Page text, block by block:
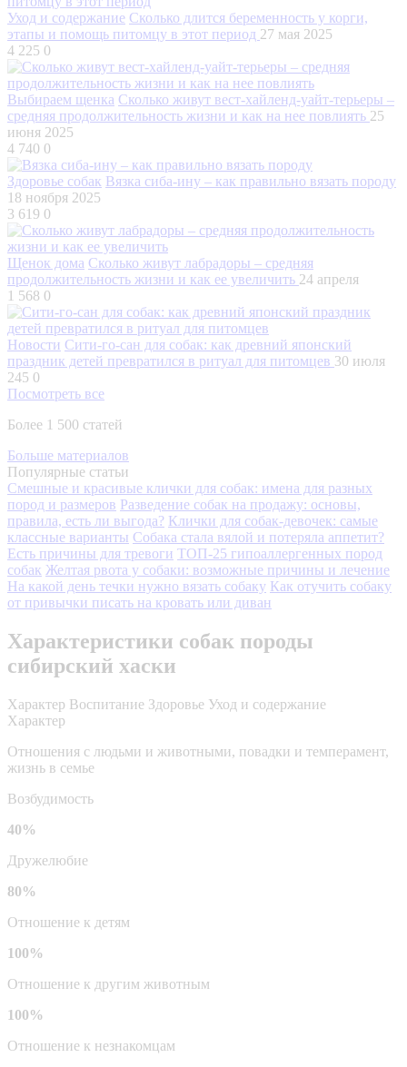
Уход и содержание Сколько длится беременность у корги,
этапы и помощь питомцу в этот период 27 мая 2025
4 225 0
Выбираем щенка Сколько живут вест-хайленд-уайт-терьеры –
средняя продолжительность жизни и как на нее повлиять 25
июня 2025
4 740 0
Здоровье собак Вязка сиба-ину – как правильно вязать породу
18 ноября 2025
3 619 0
Щенок дома Сколько живут лабрадоры – средняя
продолжительность жизни и как ее увеличить 24 апреля
1 568 0
Новости Сити-го-сан для собак: как древний японский
праздник детей превратился в ритуал для питомцев 30 июля
245 0
Посмотреть все
Более 1 500 статей
Больше материалов
Популярные статьи
Смешные и красивые клички для собак: имена для разных
пород и размеров Разведение собак на продажу: основы,
правила, есть ли выгода? Клички для собак-девочек: самые
классные варианты Собака стала вялой и потеряла аппетит?
Есть причины для тревоги ТОП-25 гипоаллергенных пород
собак Желтая рвота у собаки: возможные причины и лечение
На какой день течки нужно вязать собаку Как отучить собаку
от привычки писать на кровать или диван
Характеристики собак породы
сибирский хаски
Характер Воспитание Здоровье Уход и содержание
Характер
Отношения с людьми и животными, повадки и темперамент,
жизнь в семье
Возбудимость
40%
Дружелюбие
80%
Отношение к детям
100%
Отношение к другим животным
100%
Отношение к незнакомцам